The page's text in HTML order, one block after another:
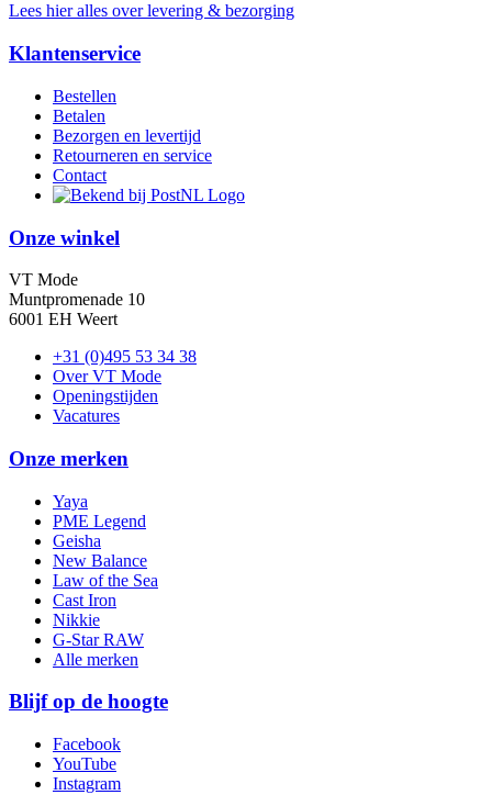
Lees hier alles over levering & bezorging
Klantenservice
Bestellen
Betalen
Bezorgen en levertijd
Retourneren en service
Contact
Onze winkel
VT Mode
Muntpromenade 10
6001 EH Weert
+31 (0)495 53 34 38
Over VT Mode
Openingstijden
Vacatures
Onze merken
Yaya
PME Legend
Geisha
New Balance
Law of the Sea
Cast Iron
Nikkie
G-Star RAW
Alle merken
Blijf op de hoogte
Facebook
YouTube
Instagram